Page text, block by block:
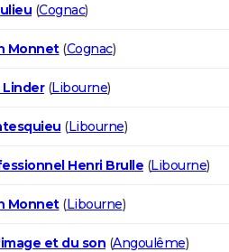
(Cognac)
Monnet(Cognac)
Linder(Libourne)
(Libourne)
Henri Brulle (Libourne)
Monnet(Libourne)
et du son (Angoulême)